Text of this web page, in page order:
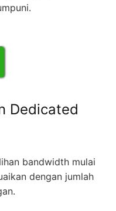
Dedicated
bandwidth mulai
dengan jumlah